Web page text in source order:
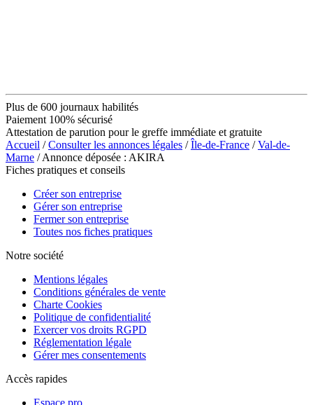
Plus de 600 journaux habilités
Paiement 100% sécurisé
Attestation de parution pour le greffe immédiate et gratuite
Accueil /Consulter les annonces légales /Île-de-France /Val-de-
Marne / Annonce déposée : AKIRA
Fiches pratiques et conseils
Créer son entreprise
Gérer son entreprise
Fermer son entreprise
Toutes nos fiches pratiques
Notre société
Mentions légales
Conditions générales de vente
Charte Cookies
Politique de confidentialité
Exercer vos droits RGPD
Réglementation légale
Gérer mes consentements
Accès rapides
Espace pro